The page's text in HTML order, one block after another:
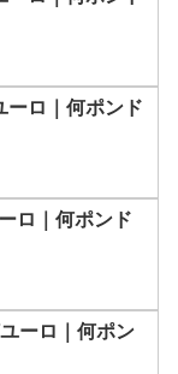
ーロ｜何ポンド
ロ｜何ポンド
ーロ｜何ポン